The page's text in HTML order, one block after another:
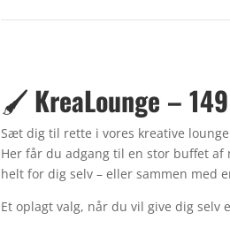
🖌️ KreaLounge –
Sæt dig til rette i vores kreative
Her får du adgang til en stor buffet
helt for dig selv – eller sammen med
Et oplagt valg, når du vil give dig selv